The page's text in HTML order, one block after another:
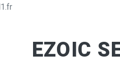
EZOIC